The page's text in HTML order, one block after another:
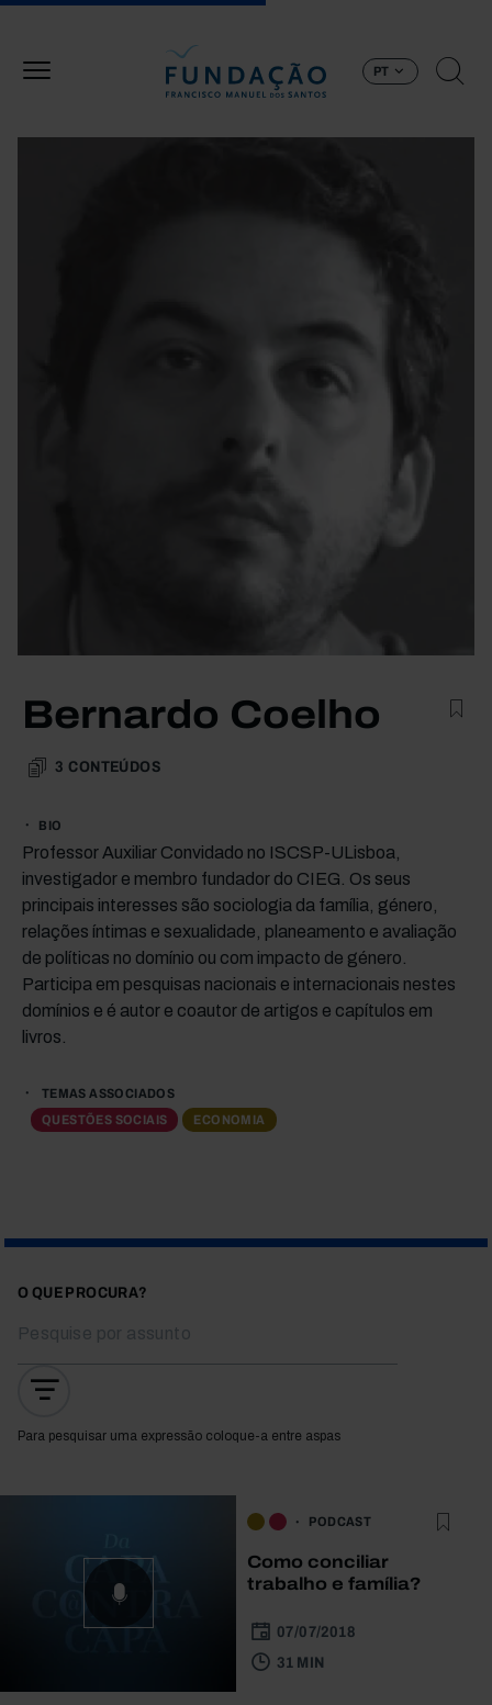
PT
Bernardo Coelho
3 CONTEÚDOS
BIO
Professor Auxiliar Convidado no ISCSP-ULisboa,
investigador e membro fundador do CIEG. Os seus
principais interesses são sociologia da família, género,
relações íntimas e sexualidade, planeamento e avaliação
de políticas no domínio ou com impacto de género.
Participa em pesquisas nacionais e internacionais nestes
domínios e é autor e coautor de artigos e capítulos em
livros.
TEMAS ASSOCIADOS
QUESTÕES SOCIAIS
ECONOMIA
O QUE PROCURA?
Para pesquisar uma expressão coloque-a entre aspas
PODCAST
Como conciliar
trabalho e família?
07/07/2018
31 MIN